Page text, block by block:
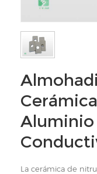
La cerámica de